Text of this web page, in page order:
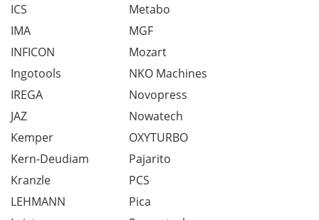
ICS
IMA
INFICON
Ingotools
IREGA
JAZ
Kemper
Kern-Deudiam
Kranzle
LEHMANN
Metabo
MGF
Mozart
NKO Machines
Novopress
Nowatech
OXYTURBO
Pajarito
PCS
Pica